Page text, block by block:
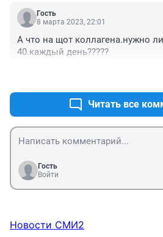
Гость
8 марта 2023, 22:01
А что на щот коллагена.нужно
40.каждый день?????
Читать все
Гость
Войти
Новости СМИ2